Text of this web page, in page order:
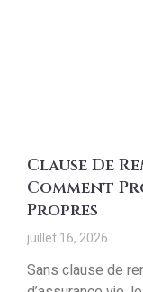
Clause De
Comment
Propres
juillet 16, 2026
Sans clause de